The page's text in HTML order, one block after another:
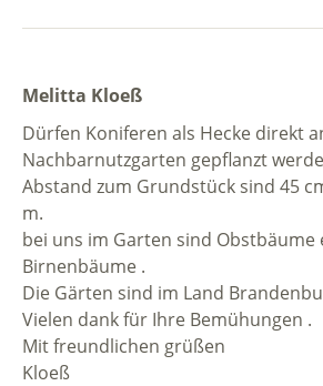
Melitta Kloeß
Dürfen Koniferen als Hecke direkt
Nachbarnutzgarten gepflanzt
Abstand zum Grundstück sind 45
m.
bei uns im Garten sind Obstbäume
Birnenbäume .
Die Gärten sind im Land
Vielen dank für Ihre Bemühungen .
Mit freundlichen grüßen
Kloeß